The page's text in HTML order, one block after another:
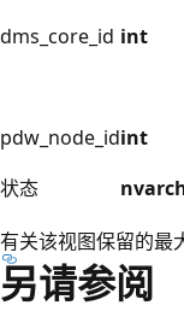
dms_core_id int
pdw_node_idint
状态
有关该视图保留的最
另请参阅